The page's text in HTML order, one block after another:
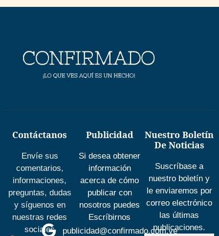
Contáctanos
Envíe sus
comentarios,
informaciones,
preguntas, dudas
y síguenos en
nuestras redes
sociales
Publicidad
Si desea obtener
información
acerca de cómo
publicar con
nosotros puedes
Escríbirnos
publicidad@confirmado.com.ve
Nuestro Boletín
De Noticias
Suscríbase a
nuestro boletín y
le enviaremos por
correo electrónico
las últimas
publicaciones.